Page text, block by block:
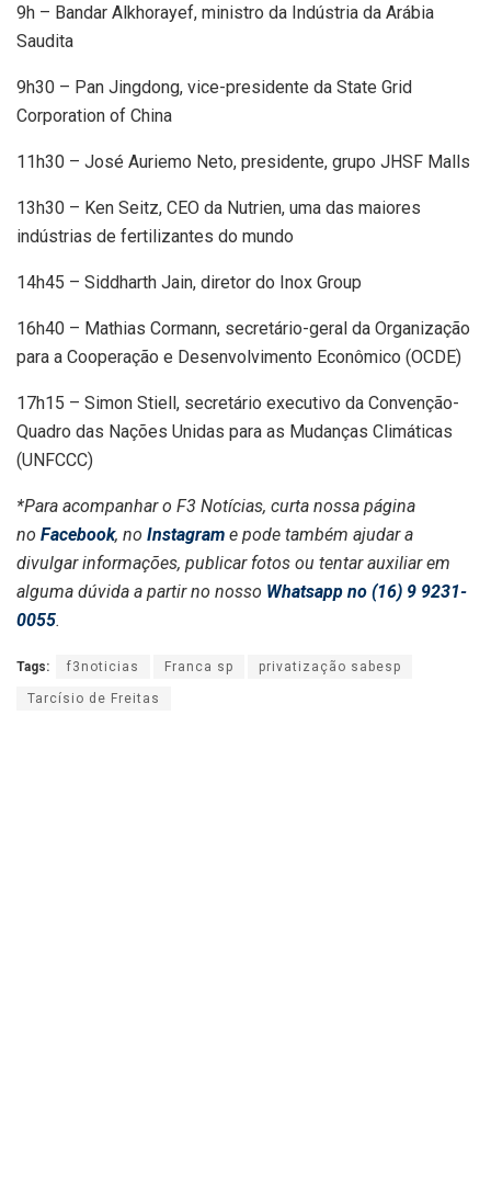
9h – Bandar Alkhorayef, ministro da Indústria da Arábia
Saudita
9h30 – Pan Jingdong, vice-presidente da State Grid
Corporation of China
11h30 – José Auriemo Neto, presidente, grupo JHSF Malls
13h30 – Ken Seitz, CEO da Nutrien, uma das maiores
indústrias de fertilizantes do mundo
14h45 – Siddharth Jain, diretor do Inox Group
16h40 – Mathias Cormann, secretário-geral da Organização
para a Cooperação e Desenvolvimento Econômico (OCDE)
17h15 – Simon Stiell, secretário executivo da Convenção-
Quadro das Nações Unidas para as Mudanças Climáticas
(UNFCCC)
*Para acompanhar o F3 Notícias, curta nossa página
no Facebook, no Instagram e pode também ajudar a
divulgar informações, publicar fotos ou tentar auxiliar em
alguma dúvida a partir no nosso Whatsapp no (16) 9 9231-
0055.
Tags: f3noticias Franca sp privatização sabesp
Tarcísio de Freitas